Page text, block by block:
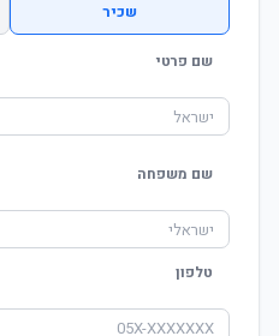
שכיר
שם פרטי
שם משפחה
טלפון